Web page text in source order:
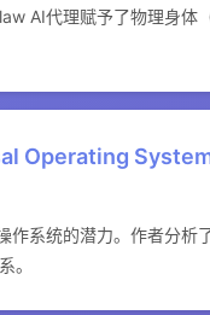
AI代理赋予了物理身体
Operating
作系统的潜力。作者分
。